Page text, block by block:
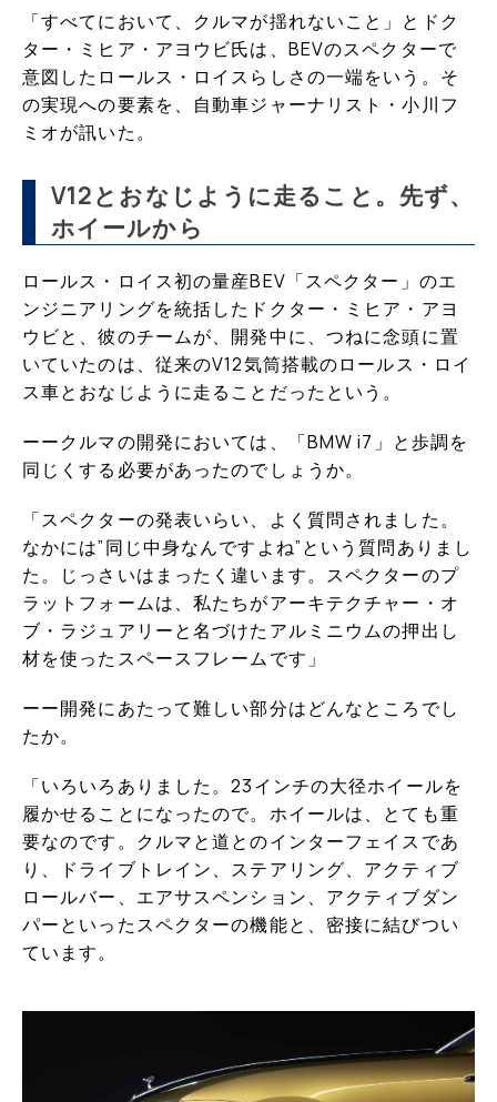
「すべてにおいて、クルマが揺れないこと」とドク
ター・ミヒア・アヨウビ氏は、BEVのスペクターで
意図したロールス・ロイスらしさの一端をいう。そ
の実現への要素を、自動車ジャーナリスト・小川フ
ミオが訊いた。
V12とおなじように走ること。先ず、
ホイールから
ロールス・ロイス初の量産BEV「スペクター」のエ
ンジニアリングを統括したドクター・ミヒア・アヨ
ウビと、彼のチームが、開発中に、つねに念頭に置
いていたのは、従来のV12気筒搭載のロールス・ロイ
ス車とおなじように走ることだったという。
ーークルマの開発においては、「BMW i7」と歩調を
同じくする必要があったのでしょうか。
「スペクターの発表いらい、よく質問されました。
なかには”同じ中身なんですよね”という質問ありまし
た。じっさいはまったく違います。スペクターのプ
ラットフォームは、私たちがアーキテクチャー・オ
ブ・ラジュアリーと名づけたアルミニウムの押出し
材を使ったスペースフレームです」
ーー開発にあたって難しい部分はどんなところでし
たか。
「いろいろありました。23インチの大径ホイールを
履かせることになったので。ホイールは、とても重
要なのです。クルマと道とのインターフェイスであ
り、ドライブトレイン、ステアリング、アクティブ
ロールバー、エアサスペンション、アクティブダン
パーといったスペクターの機能と、密接に結びつい
ています。